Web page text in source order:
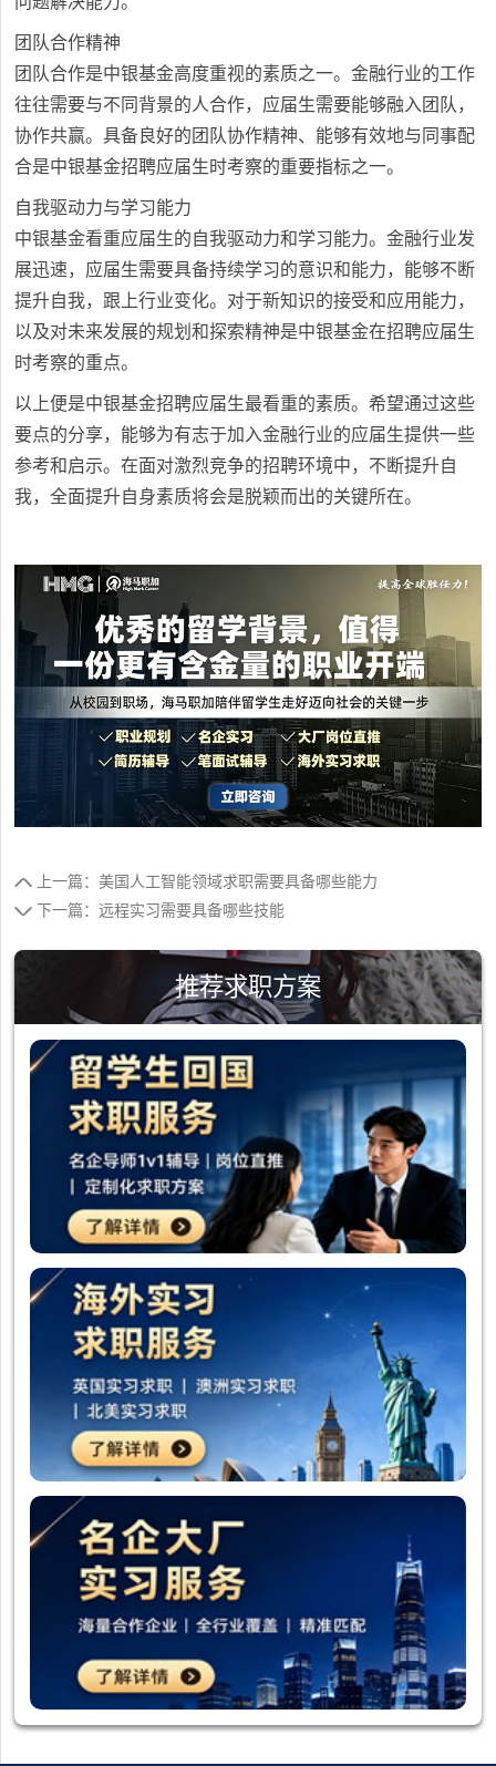
团队合作精神
团队合作是中银基金高度重视的素质之一。金融行业的工作
往往需要与不同背景的人合作，应届生需要能够融入团队，
协作共赢。具备良好的团队协作精神、能够有效地与同事配
合是中银基金招聘应届生时考察的重要指标之一。
自我驱动力与学习能力
中银基金看重应届生的自我驱动力和学习能力。金融行业发
展迅速，应届生需要具备持续学习的意识和能力，能够不断
提升自我，跟上行业变化。对于新知识的接受和应用能力，
以及对未来发展的规划和探索精神是中银基金在招聘应届生
时考察的重点。
以上便是中银基金招聘应届生最看重的素质。希望通过这些
要点的分享，能够为有志于加入金融行业的应届生提供一些
参考和启示。在面对激烈竞争的招聘环境中，不断提升自
我，全面提升自身素质将会是脱颖而出的关键所在。
上一篇：美国人工智能领域求职需要具备哪些能力
下一篇：远程实习需要具备哪些技能
推荐求职方案